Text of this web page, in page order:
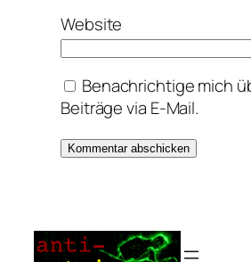
Website
Benachrichtige mich
Beiträge via E-Mail.